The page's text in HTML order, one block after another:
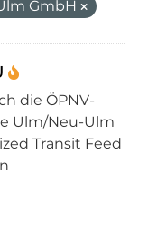
GmbH
die ÖPNV-
Ulm/Neu-Ulm
Transit Feed